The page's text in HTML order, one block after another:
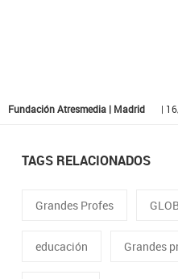
Fundación Atresmedia | Madrid |
TAGS RELACIONADOS
Grandes Profes
educación Grandes